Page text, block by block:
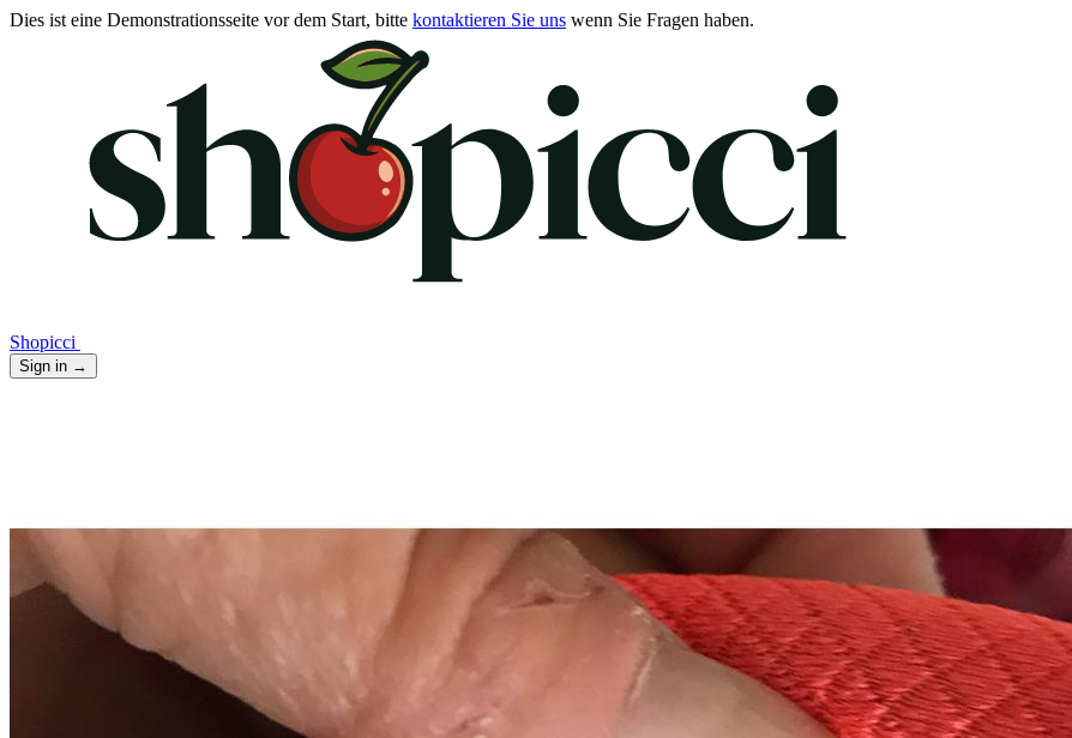
Dies ist eine Demonstrationsseite vor dem Start, bitte kontaktieren Sie uns wenn Sie Fragen haben.
Shopicci
Sign in →